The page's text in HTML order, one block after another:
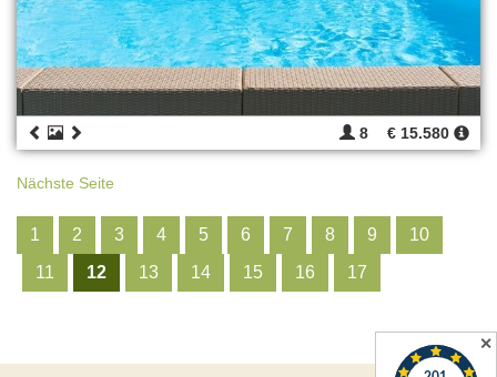
8 € 15.580
Nächste Seite
1 2 3 4 5 6 7 8 9
10
11
12 13 14 15 16 17
✕